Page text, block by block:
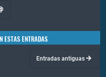
ESTAS ENTRADAS
Entradas antiguas